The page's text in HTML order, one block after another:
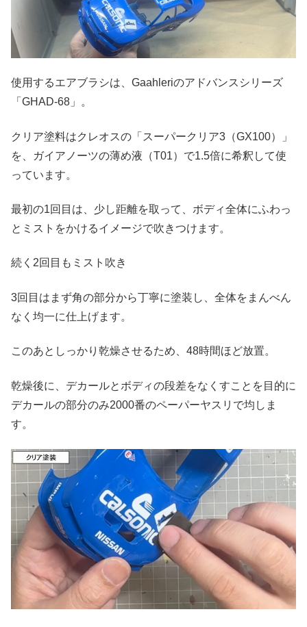
使用するエアブラシは、Gaahleriのアドバンスシリーズ
「GHAD-68」。
クリア塗料はクレオスの「スーパークリア3（GX100）」
を、ガイアノーツの薄め液（T01）で1.5倍に希釈して使
っています。
最初の1回目は、少し距離を取って、ボディ全体にふわっ
とミストをかけるイメージで吹きつけます。
続く2回目もミスト吹き
3回目はまず角の部分から丁寧に塗装し、全体をまんべん
なく均一に仕上げます。
このあとしっかり乾燥させるため、48時間ほど放置。
乾燥後に、デカールとボディの段差をなくすことを目的に
デカールの部分のみ2000番のペーパーヤスリで均しま
す。